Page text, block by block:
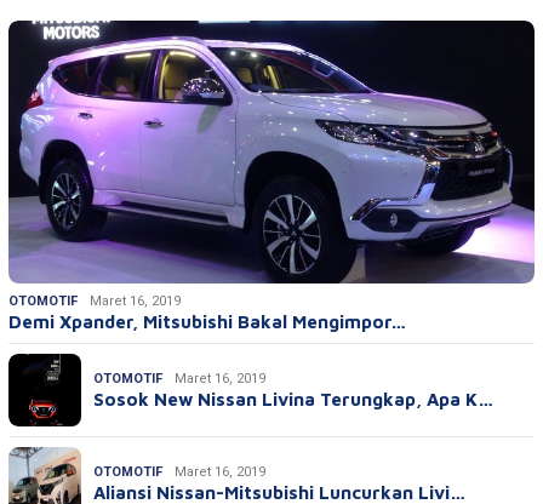
OTOMOTIF Maret 16, 2019
Demi Xpander, Mitsubishi Bakal Mengimpor…
OTOMOTIF Maret 16, 2019
Sosok New Nissan Livina Terungkap, Apa K…
OTOMOTIF Maret 16, 2019
Aliansi Nissan-Mitsubishi Luncurkan Livi…